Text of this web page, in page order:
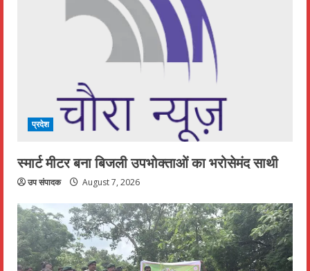
प्रदेश
स्मार्ट मीटर बना बिजली उपभोक्ताओं का भरोसेमंद साथी
उप संपादक August 7, 2026